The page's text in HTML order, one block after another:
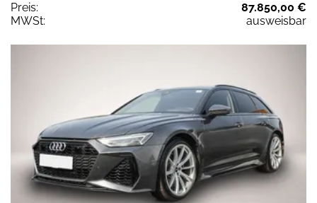
Preis:
87.850,00 €
MWSt:
ausweisbar